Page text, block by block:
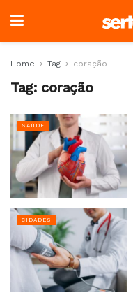
Home Tag coração
Tag: coração
SAÚDE
CIDADES